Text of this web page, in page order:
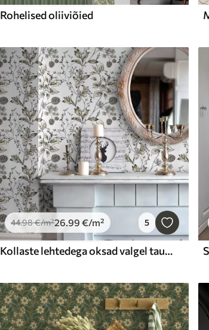
Rohelised oliiviõied
44.98€/m²26.99 €/m² 5
Kollaste lehtedega oksad valgel taustal